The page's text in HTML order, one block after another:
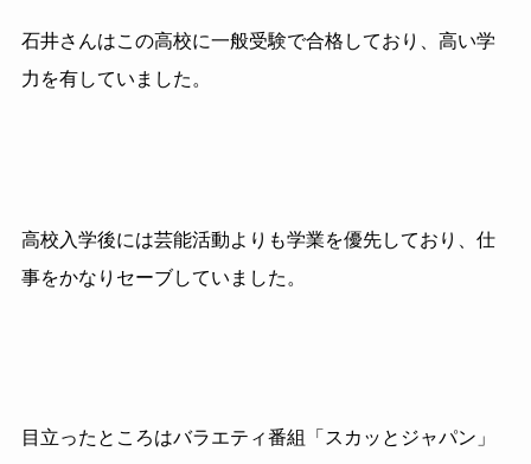
石井さんはこの高校に一般受験で合格しており、高い学
力を有していました。
高校入学後には芸能活動よりも学業を優先しており、仕
事をかなりセーブしていました。
目立ったところはバラエティ番組「スカッとジャパン」